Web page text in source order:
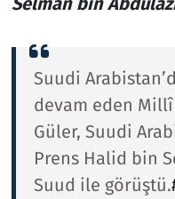
Suudi
devam eden Millî
Güler, Suudi
Prens Halid bin
Suud ile görüştü.